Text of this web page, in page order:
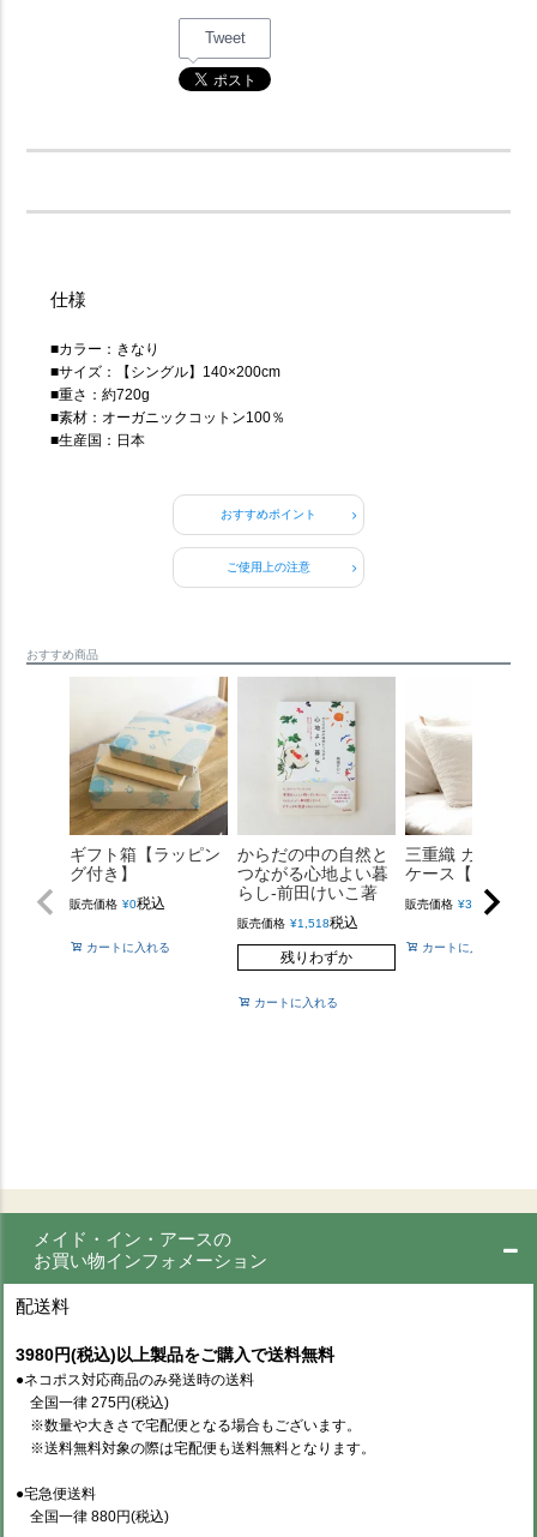
Tweet
おすすめポイント
ご使用上の注意
仕様
■カラー：きなり
■サイズ：【シングル】140×200cm
■重さ：約720g
■素材：オーガニックコットン100％
■生産国：日本
おすすめ商品
ギフト箱【ラッピン
グ付き】
販売価格 ¥0税込
カートに入れる
からだの中の自然と
つながる心地よい暮
らし-前田けいこ著
販売価格 ¥1,518税込
残りわずか
カートに入れる
三重織 ガーゼピ
ケース【きなり
販売価格 ¥3,410税込
カートに入れる
メイド・イン・アースの
お買い物インフォメーション
配送料
3980円(税込)以上製品をご購入で送料無料
●ネコポス対応商品のみ発送時の送料
全国一律 275円(税込)
※数量や大きさで宅配便となる場合もございます。
※送料無料対象の際は宅配便も送料無料となります。
●宅急便送料
全国一律 880円(税込)